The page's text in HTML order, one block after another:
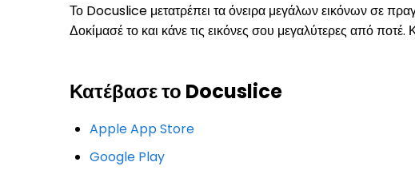
Το Docuslice μετατρέπει τα όνειρα μεγάλων εικόνων σε
Δοκίμασέ το και κάνε τις εικόνες σου μεγαλύτερες από
Κατέβασε το Docuslice
Apple App Store
Google Play